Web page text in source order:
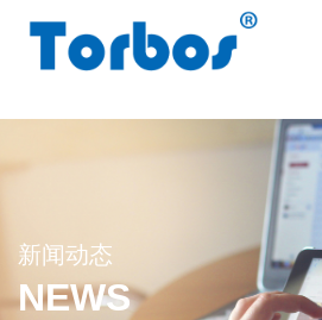
新闻动态
NEWS